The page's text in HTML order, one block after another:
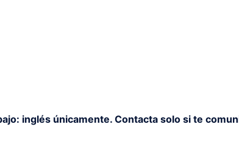
inglés únicamente. Contacta solo si te